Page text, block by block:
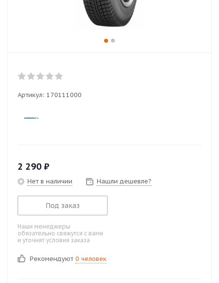
Артикул: 170111000
2 290 ₽
Нет в наличии Нашли дешевле?
Под заказ
Наши менеджеры
обязательно свяжутся с вами
и уточнят условия заказа
Рекомендуют 0 человек